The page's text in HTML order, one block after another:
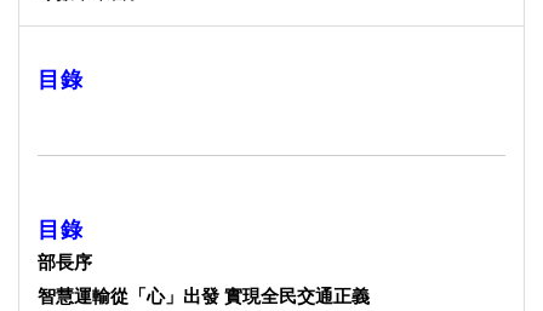
目錄
目錄
部長序
智慧運輸從「心」出發 實現全民交通正義